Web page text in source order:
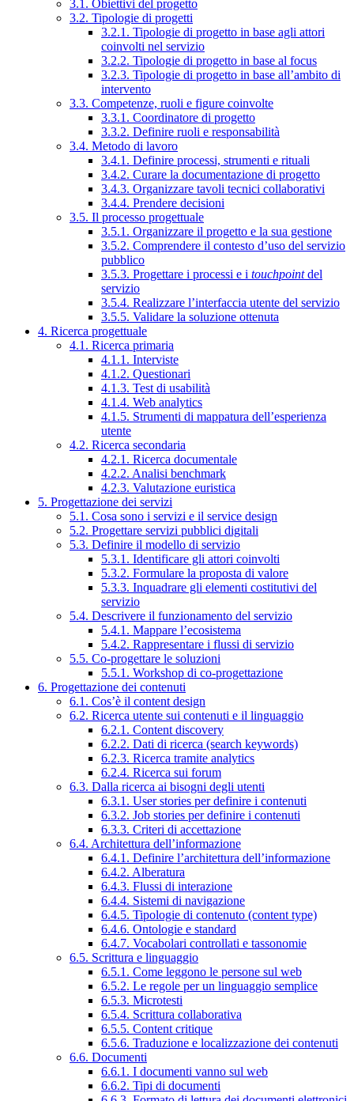
3.1. Obiettivi del progetto
3.2. Tipologie di progetti
3.2.1. Tipologie di progetto in base agli attori
coinvolti nel servizio
3.2.2. Tipologie di progetto in base al focus
3.2.3. Tipologie di progetto in base all’ambito di
intervento
3.3. Competenze, ruoli e figure coinvolte
3.3.1. Coordinatore di progetto
3.3.2. Definire ruoli e responsabilità
3.4. Metodo di lavoro
3.4.1. Definire processi, strumenti e rituali
3.4.2. Curare la documentazione di progetto
3.4.3. Organizzare tavoli tecnici collaborativi
3.4.4. Prendere decisioni
3.5. Il processo progettuale
3.5.1. Organizzare il progetto e la sua gestione
3.5.2. Comprendere il contesto d’uso del servizio
pubblico
3.5.3. Progettare i processi e i touchpointdel
servizio
3.5.4. Realizzare l’interfaccia utente del servizio
3.5.5. Validare la soluzione ottenuta
4. Ricerca progettuale
4.1. Ricerca primaria
4.1.1. Interviste
4.1.2. Questionari
4.1.3. Test di usabilità
4.1.4. Web analytics
4.1.5. Strumenti di mappatura dell’esperienza
utente
4.2. Ricerca secondaria
4.2.1. Ricerca documentale
4.2.2. Analisi benchmark
4.2.3. Valutazione euristica
5. Progettazione dei servizi
5.1. Cosa sono i servizi e il service design
5.2. Progettare servizi pubblici digitali
5.3. Definire il modello di servizio
5.3.1. Identificare gli attori coinvolti
5.3.2. Formulare la proposta di valore
5.3.3. Inquadrare gli elementi costitutivi del
servizio
5.4. Descrivere il funzionamento del servizio
5.4.1. Mappare l’ecosistema
5.4.2. Rappresentare i flussi di servizio
5.5. Co-progettare le soluzioni
5.5.1. Workshop di co-progettazione
6. Progettazione dei contenuti
6.1. Cos’è il content design
6.2. Ricerca utente sui contenuti e il linguaggio
6.2.1. Content discovery
6.2.2. Dati di ricerca (search keywords)
6.2.3. Ricerca tramite analytics
6.2.4. Ricerca sui forum
6.3. Dalla ricerca ai bisogni degli utenti
6.3.1. User stories per definire i contenuti
6.3.2. Job stories per definire i contenuti
6.3.3. Criteri di accettazione
6.4. Architettura dell’informazione
6.4.1. Definire l’architettura dell’informazione
6.4.2. Alberatura
6.4.3. Flussi di interazione
6.4.4. Sistemi di navigazione
6.4.5. Tipologie di contenuto (content type)
6.4.6. Ontologie e standard
6.4.7. Vocabolari controllati e tassonomie
6.5. Scrittura e linguaggio
6.5.1. Come leggono le persone sul web
6.5.2. Le regole per un linguaggio semplice
6.5.3. Microtesti
6.5.4. Scrittura collaborativa
6.5.5. Content critique
6.5.6. Traduzione e localizzazione dei contenuti
6.6. Documenti
6.6.1. I documenti vanno sul web
6.6.2. Tipi di documenti